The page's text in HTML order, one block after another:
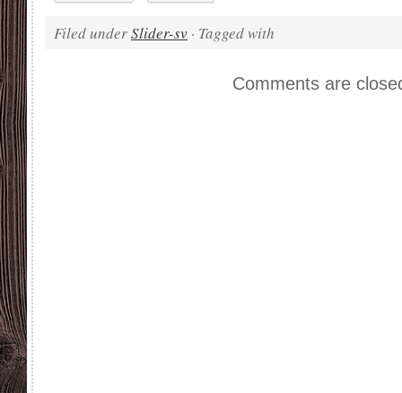
Filed underSlider-sv · Tagged with
Comments are